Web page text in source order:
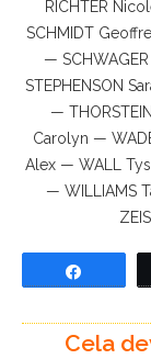
RICHTER
SCHMIDT
—
STEPHENSON
—
Carolyn —
Alex — WALL
— WILLIAMS
Cela